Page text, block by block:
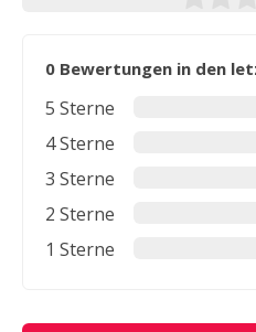
0 Bewertungen in den
5 Sterne
4 Sterne
3 Sterne
2 Sterne
1 Sterne